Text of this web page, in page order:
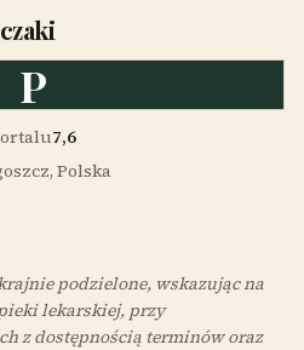
P
7,6
Polska
podzielone, wskazując na
lekarskiej, przy
z dostępnością terminów oraz